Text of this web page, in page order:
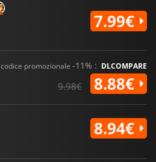
7.99€
codice promozionale -11% : DLCOMPARE
9.98€ 8.88€
8.94€